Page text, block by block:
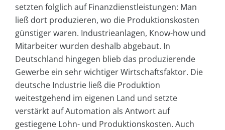
setzten folglich auf Finanzdienstleistungen: Man
ließ dort produzieren, wo die Produktionskosten
günstiger waren. Industrieanlagen, Know-how und
Mitarbeiter wurden deshalb abgebaut. In
Deutschland hingegen blieb das produzierende
Gewerbe ein sehr wichtiger Wirtschaftsfaktor. Die
deutsche Industrie ließ die Produktion
weitestgehend im eigenen Land und setzte
verstärkt auf Automation als Antwort auf
gestiegene Lohn- und Produktionskosten. Auch